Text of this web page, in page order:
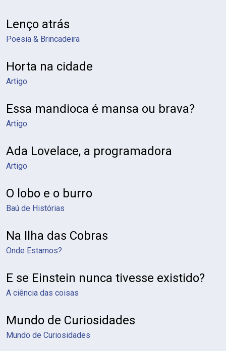
Lenço atrás
Poesia & Brincadeira
Horta na cidade
Artigo
Essa mandioca é mansa ou brava?
Artigo
Ada Lovelace, a programadora
Artigo
O lobo e o burro
Baú de Histórias
Na Ilha das Cobras
Onde Estamos?
E se Einstein nunca tivesse existido?
A ciência das coisas
Mundo de Curiosidades
Mundo de Curiosidades